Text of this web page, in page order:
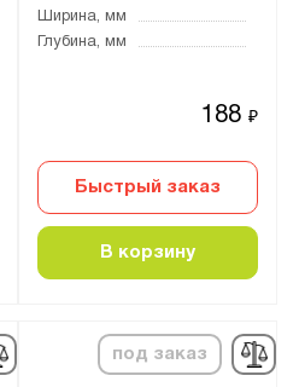
Ширина, мм
Глубина, мм
188₽
Быстрый заказ
В корзину
под заказ